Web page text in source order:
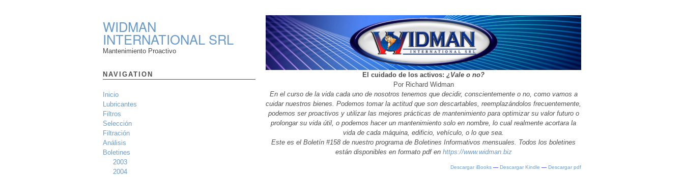
WIDMAN
INTERNATIONAL SRL
Mantenimiento Proactivo
NAVIGATION
Inicio
Lubricantes
Filtros
Selección
Filtración
Análisis
Boletines
2003
2004
El cuidado de los activos: ¿Vale o no?
Por Richard Widman
En el curso de la vida cada uno de nosotros tenemos que decidir, conscientemente o no, como vamos a
cuidar nuestros bienes. Podemos tomar la actitud que son descartables, reemplazándolos frecuentemente,
podemos ser proactivos y utilizar las mejores prácticas de mantenimiento para optimizar su valor futuro o
prolongar su vida útil, o podemos hacer un mantenimiento solo en nombre, lo cual realmente acortara la
vida de cada máquina, edificio, vehículo, o lo que sea.
Este es el Boletín #158 de nuestro programa de Boletines Informativos mensuales. Todos los boletines
están disponibles en formato pdf en https://www.widman.biz
Descargar iBooks — Descargar Kindle — Descargar pdf